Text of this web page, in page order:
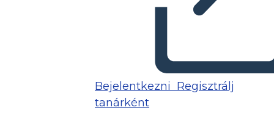
Bejelentkezni Regisztrálj
tanárként